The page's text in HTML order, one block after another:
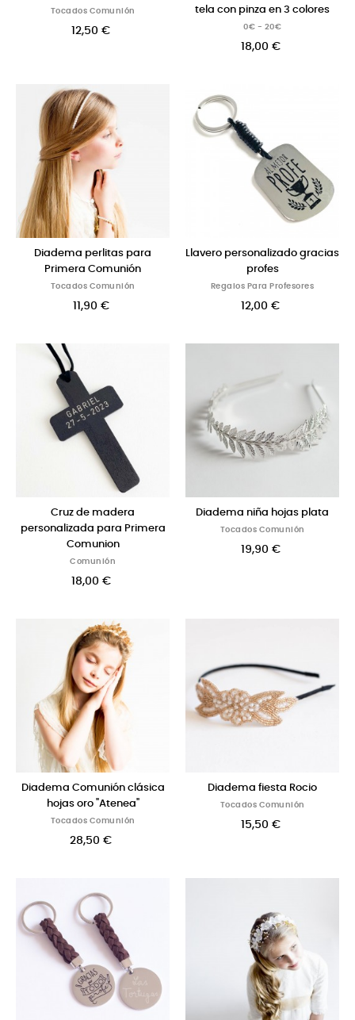
Tocados Comunión
12,50 €
tela con pinza en 3 colores
0€ - 20€
18,00 €
Diadema perlitas para
Primera Comunión
Tocados Comunión
11,90 €
Llavero personalizado gracias
profes
Regalos Para Profesores
12,00 €
Cruz de madera
personalizada para Primera
Comunion
Comunión
18,00 €
Diadema niña hojas plata
Tocados Comunión
19,90 €
Diadema Comunión clásica
hojas oro "Atenea"
Tocados Comunión
28,50 €
Diadema fiesta Rocio
Tocados Comunión
15,50 €